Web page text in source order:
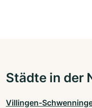
Städte in der
Villingen-